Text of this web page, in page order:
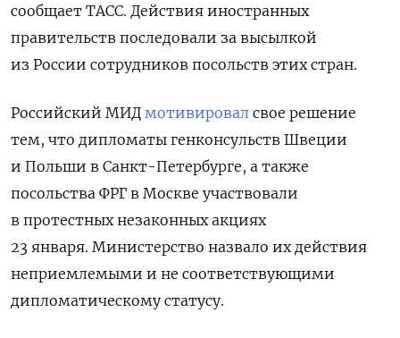
сообщает ТАСС. Действия иностранных
правительств последовали за высылкой
из России сотрудников посольств этих стран.
Российский МИД мотивировал свое решение
тем, что дипломаты генконсульств Швеции
и Польши в Санкт-Петербурге, а также
посольства ФРГ в Москве участвовали
в протестных незаконных акциях
23 января. Министерство назвало их действия
неприемлемыми и не соответствующими
дипломатическому статусу.